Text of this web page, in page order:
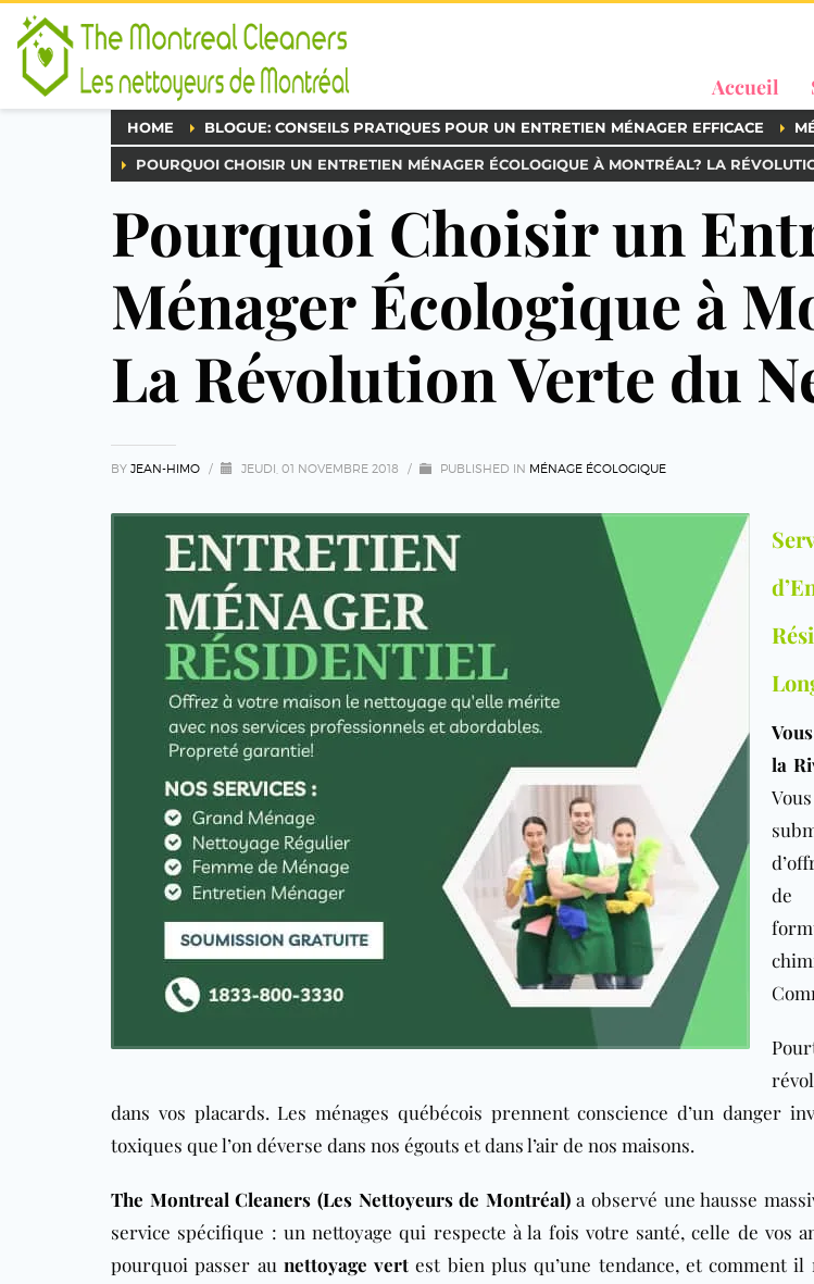
Accueil
HOME BLOGUE: CONSEILS PRATIQUES POUR UN ENTRETIEN MÉNAGER EFFICACE
POURQUOI CHOISIR UN ENTRETIEN MÉNAGER ÉCOLOGIQUE À MONTRÉAL? LA
Pourquoi Choisir un
Ménager Écologique à
La Révolution Verte du
BY JEAN-HIMO / JEUDI, 01 NOVEMBRE 2018 / PUBLISHED IN MÉNAGE ÉCOLOGIQUE
la
de
dans vos placards. Les ménages québécois prennent conscience d’un danger
toxiques que l’on déverse dans nos égouts et dans l’air de nos maisons.
The Montreal Cleaners (Les Nettoyeurs de Montréal)a observé une hausse
service spécifique : un nettoyage qui respecte à la fois votre santé, celle de vos
pourquoi passer au nettoyage vert est bien plus qu’une tendance, et comment